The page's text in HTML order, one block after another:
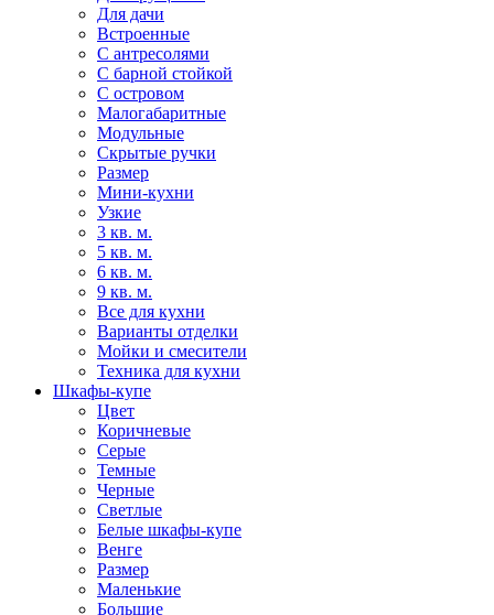
Для дачи
Встроенные
С антресолями
С барной стойкой
С островом
Малогабаритные
Модульные
Скрытые ручки
Размер
Мини-кухни
Узкие
3 кв. м.
5 кв. м.
6 кв. м.
9 кв. м.
Все для кухни
Варианты отделки
Мойки и смесители
Техника для кухни
Шкафы-купе
Цвет
Коричневые
Серые
Темные
Черные
Светлые
Белые шкафы-купе
Венге
Размер
Маленькие
Большие